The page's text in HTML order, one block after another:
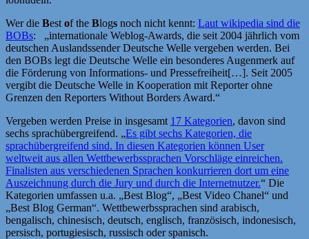
Wer die Best of the Blogs noch nicht kennt: Laut wikipedia sind die
BOBs: „internationale Weblog-Awards, die seit 2004 jährlich vom
deutschen Auslandssender Deutsche Welle vergeben werden. Bei
den BOBs legt die Deutsche Welle ein besonderes Augenmerk auf
die Förderung von Informations- und Pressefreiheit[…]. Seit 2005
vergibt die Deutsche Welle in Kooperation mit Reporter ohne
Grenzen den Reporters Without Borders Award.“
Vergeben werden Preise in insgesamt 17 Kategorien, davon sind
sechs sprachübergreifend. „Es gibt sechs Kategorien, die
sprachübergreifend sind. In diesen Kategorien können User
weltweit aus allen Wettbewerbssprachen Vorschläge einreichen.
Finalisten aus verschiedenen Sprachen konkurrieren dort um eine
Auszeichnung durch die Jury und durch die Internetnutzer.“ Die
Kategorien umfassen u.a. „Best Blog“, „Best Video Chanel“ und
„Best Blog German“. Wettbewerbssprachen sind arabisch,
bengalisch, chinesisch, deutsch, englisch, französisch, indonesisch,
persisch, portugiesisch, russisch oder spanisch.